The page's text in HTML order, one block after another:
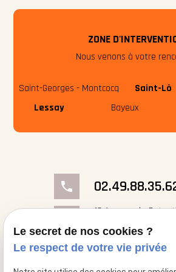
ZONE
Nous venons à votre
Saint-Georges - Montcocq Saint-Lô
Lessay
Bayeux
phone
18 Avenue du
50000 Saint-
mail contact@cheminee-
Le secret de nos cookies ?
Le respect de votre vie privée